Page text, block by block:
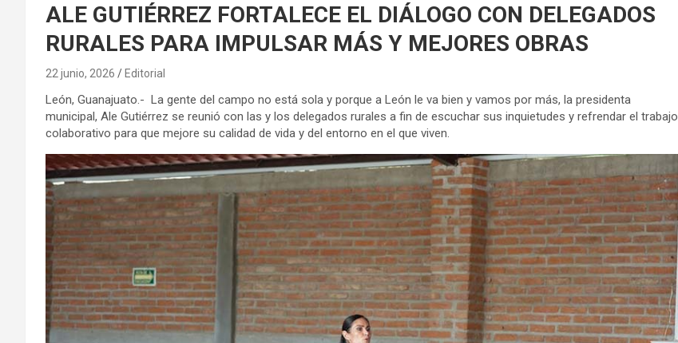
ALE GUTIÉRREZ FORTALECE EL DIÁLOGO CON DELEGADOS
RURALES PARA IMPULSAR MÁS Y MEJORES OBRAS
22 junio, 2026 Editorial
León, Guanajuato.- La gente del campo no está sola y porque a León le va bien y vamos por más, la presidenta
municipal, Ale Gutiérrez se reunió con las y los delegados rurales a fin de escuchar sus inquietudes y refrendar el trabajo
colaborativo para que mejore su calidad de vida y del entorno en el que viven.